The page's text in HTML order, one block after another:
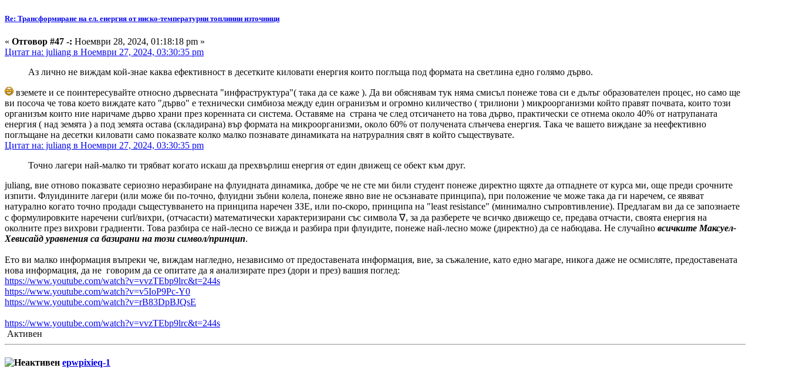
Re: Трансформиране на ел. енергия от ниско-температурни топлинни източници
« Отговор #47 -: Ноември 28, 2024, 01:18:18 pm »
Цитат на: juliang в Ноември 27, 2024, 03:30:35 pm
Аз лично не виждам кой-знае каква ефективност в десетките киловати енергия които поглъща под формата на светлина едно голямо дърво.
вземете и се поинтересувайте относно дървесната "инфраструктура"( така да се каже ). Да ви обяснявам тук няма смисъл понеже това си е дълъг образователен процес, но само ще
ви посоча че това което виждате като "дърво" е технически симбиоза между един огранизъм и огромно киличество ( трилиони ) микроорганизми който правят почвата, които този
организъм които ние наричаме дърво храни през коренната си система. Оставяме на страна че след отсичането на това дърво, практически се отнема около 40% от натрупаната
енергия ( над земята ) а под земята остава (складирана) вър формата на микроорганизми, около 60% от получената слънчева енергия. Така че вашето виждане за неефективно
поглъщане на десетки киловати само показвате колко малко познавате динамиката на натруралния свят в който съществувате.
Цитат на: juliang в Ноември 27, 2024, 03:30:35 pm
Точно лагери най-малко ти трябват когато искаш да прехвърлиш енергия от един движещ се обект към друг.
juliang, вие отново показвате сериозно неразбиране на флуидната динамика, добре че не сте ми били студент понеже директно щяхте да отпаднете от курса ми, още преди срочните
изпити. Флуидините лагери (или може би по-точно, флуидни зъбни колела, понеже явно вие не осъзнавате принципа), при положение че може така да ги наречем, се явяват
натурално когато точно продади същестувването на принципа наречен ЗЗЕ, или по-скоро, принципа на "least resistance" (минимално съпровтивление). Предлагам ви да се запознаете
с формулировките наречени curl/вихри, (отчасасти) математически характеризирани със символа ∇, за да разберете че всичко движещо се, предава отчасти, своята енергия на
околните през вихрови градиенти. Това разбира се най-лесно се вижда и разбира при флуидите, понеже най-лесно може (директно) да се набюдава. Не случайно всичките Максуел-
Хевисайд уравнения са базирани на този символ/принцип.
Ето ви малко информация въпреки че, виждам нагледно, независимо от предоставената информация, вие, за съжаление, като едно магаре, никога даже не осмисляте, предоставената
нова информация, да не говорим да се опитате да я анализирате през (дори и през) вашия поглед:
https://www.youtube.com/watch?v=vvzTEbp9lrc&t=244s
https://www.youtube.com/watch?v=v5IoP9Pc-Y0
https://www.youtube.com/watch?v=rB83DpBJQsE
https://www.youtube.com/watch?v=vvzTEbp9lrc&t=244s
Активен
epwpixieq-1